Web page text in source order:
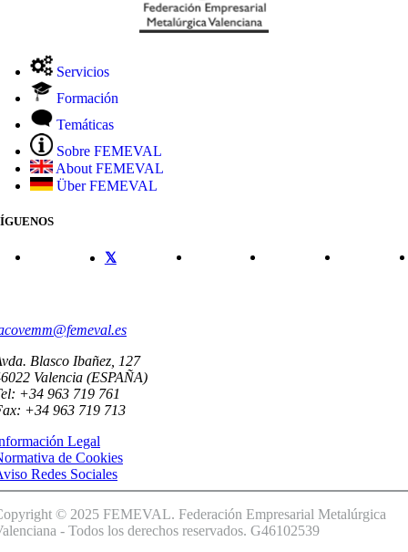
Servicios
Formación
Temáticas
Sobre FEMEVAL
About FEMEVAL
Über FEMEVAL
Blasco Ibañez, 127
Valencia (ESPAÑA)
+34 963 719 761
+34 963 719 713
Legal
de Cookies
Redes Sociales
© 2025 FEMEVAL. Federación Empresarial Metalúrgica
- Todos los derechos reservados. G46102539